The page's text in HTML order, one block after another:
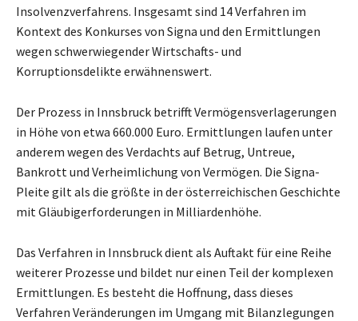
Insolvenzverfahrens. Insgesamt sind 14 Verfahren im
Kontext des Konkurses von Signa und den Ermittlungen
wegen schwerwiegender Wirtschafts- und
Korruptionsdelikte erwähnenswert.
Der Prozess in Innsbruck betrifft Vermögensverlagerungen
in Höhe von etwa 660.000 Euro. Ermittlungen laufen unter
anderem wegen des Verdachts auf Betrug, Untreue,
Bankrott und Verheimlichung von Vermögen. Die Signa-
Pleite gilt als die größte in der österreichischen Geschichte
mit Gläubigerforderungen in Milliardenhöhe.
Das Verfahren in Innsbruck dient als Auftakt für eine Reihe
weiterer Prozesse und bildet nur einen Teil der komplexen
Ermittlungen. Es besteht die Hoffnung, dass dieses
Verfahren Veränderungen im Umgang mit Bilanzlegungen